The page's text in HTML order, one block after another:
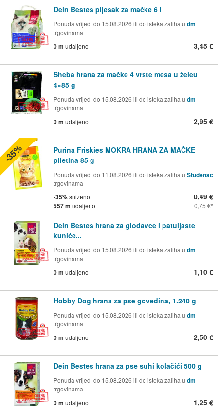
Dein Bestes pijesak za mačke 6 l
Ponuda vrijedi do 15.08.2026 ili do isteka zaliha u dm
trgovinama
0 m udaljeno 3,45 €
Sheba hrana za mačke 4 vrste mesa u želeu
4×85 g
Ponuda vrijedi do 15.08.2026 ili do isteka zaliha u dm
trgovinama
0 m udaljeno 2,95 €
Purina Friskies MOKRA HRANA ZA MAČKE
piletina 85 g
Ponuda vrijedi do 11.08.2026 ili do isteka zaliha u Studenac
trgovinama
-35%sniženo
557 m udaljeno
0,49 €
0,75 €
-35%
Dein Bestes hrana za glodavce i patuljaste
kuniće...
Ponuda vrijedi do 15.08.2026 ili do isteka zaliha u dm
trgovinama
0 m udaljeno 1,10 €
Hobby Dog hrana za pse govedina, 1.240 g
Ponuda vrijedi do 15.08.2026 ili do isteka zaliha u dm
trgovinama
0 m udaljeno 2,50 €
Dein Bestes hrana za pse suhi kolačići 500 g
Ponuda vrijedi do 15.08.2026 ili do isteka zaliha u dm
trgovinama
0 m udaljeno 1,25 €